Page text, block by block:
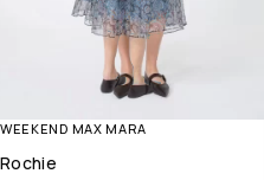
WEEKEND MAX MARA
Rochie